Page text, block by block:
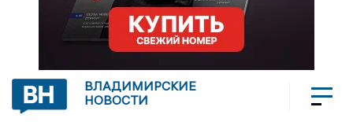
ВЛАДИМИРСКИЕ
НОВОСТИ